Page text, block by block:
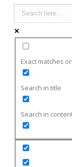
Exact matches
Search in title
Search in